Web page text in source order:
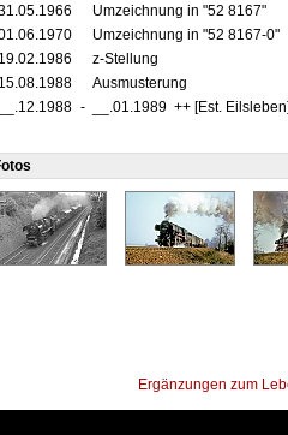
Umzeichnung in "52 8167"
Umzeichnung in "52 8167-0"
19.02.1986
z-Stellung
15.08.1988
Ausmusterung
__.12.1988 - __.01.1989 ++ [Est.
Ergänzungen zum